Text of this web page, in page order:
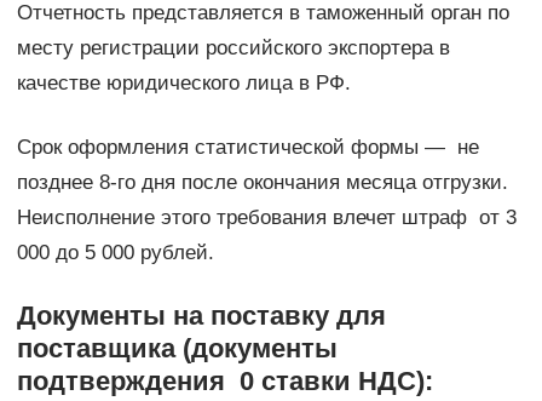
Отчетность представляется в таможенный орган по
месту регистрации российского экспортера в
качестве юридического лица в РФ.
Срок оформления статистической формы — не
позднее 8-го дня после окончания месяца отгрузки.
Неисполнение этого требования влечет штраф от 3
000 до 5 000 рублей.
Документы на поставку для
поставщика (документы
подтверждения 0 ставки НДС):